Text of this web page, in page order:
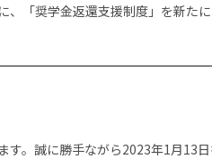
「奨学金返還支援制度」を新た
す。誠に勝手ながら2023年1月13